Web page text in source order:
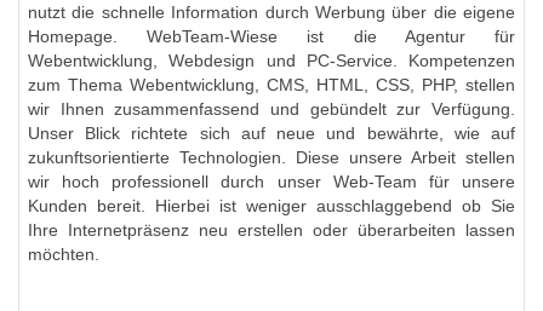
nutzt die schnelle Information durch Werbung über die eigene
Homepage. WebTeam-Wiese ist die Agentur für
Webentwicklung, Webdesign und PC-Service. Kompetenzen
zum Thema Webentwicklung, CMS, HTML, CSS, PHP, stellen
wir Ihnen zusammenfassend und gebündelt zur Verfügung.
Unser Blick richtete sich auf neue und bewährte, wie auf
zukunftsorientierte Technologien. Diese unsere Arbeit stellen
wir hoch professionell durch unser Web-Team für unsere
Kunden bereit. Hierbei ist weniger ausschlaggebend ob Sie
Ihre Internetpräsenz neu erstellen oder überarbeiten lassen
möchten.